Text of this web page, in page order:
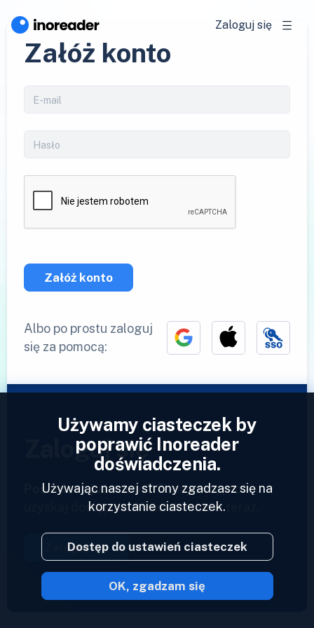
Zaloguj się
Załóż konto
Załóż konto
Albo po prostu zaloguj
się za pomocą:
Zaloguj się
Posiadasz już konto?Podaj swój profil i
uzyskaj dostęp do swoich kanałów teraz.
Zaloguj się
2023 © Inoreader
Używamy ciasteczek by
poprawić Inoreader
doświadczenia.
Używając naszej strony zgadzasz się na
korzystanie ciasteczek.
Dostęp do ustawień ciasteczek
OK, zgadzam się